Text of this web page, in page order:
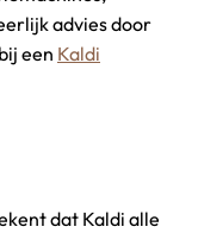
advies door
een Kaldi
dat Kaldi alle